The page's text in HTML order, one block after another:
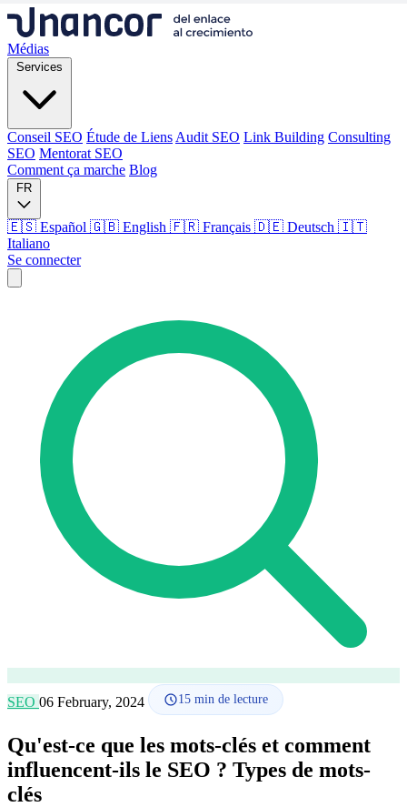
Médias
Services
Conseil SEO Étude de Liens Audit SEO Link Building Consulting
SEO Mentorat SEO
Comment ça marche Blog
FR
🇪🇸 Español 🇬🇧 English 🇫🇷 Français 🇩🇪 Deutsch 🇮🇹
Italiano
Se connecter
Conseil SEO Étude de Liens Link Building
Mentorat SEO
Comment ça marche
Langue
🇪🇸 ES
🇬🇧 EN
Se connecter
SEO 06 February, 2024 15 min de lecture
Qu'est-ce que les mots-clés et comment
influencent-ils le SEO ? Types de mots-
clés